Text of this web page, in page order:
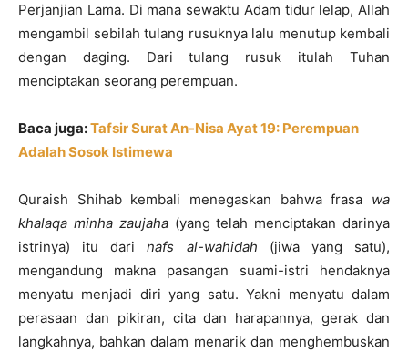
Perjanjian Lama. Di mana sewaktu Adam tidur lelap, Allah
mengambil sebilah tulang rusuknya lalu menutup kembali
dengan daging. Dari tulang rusuk itulah Tuhan
menciptakan seorang perempuan.
Baca juga:Tafsir Surat An-Nisa Ayat 19: Perempuan
Adalah Sosok Istimewa
Quraish Shihab kembali menegaskan bahwa frasa wa
khalaqa minha zaujaha(yang telah menciptakan darinya
istrinya) itu darinafs al-wahidah (jiwa yang satu),
mengandung makna pasangan suami-istri hendaknya
menyatu menjadi diri yang satu. Yakni menyatu dalam
perasaan dan pikiran, cita dan harapannya, gerak dan
langkahnya, bahkan dalam menarik dan menghembuskan